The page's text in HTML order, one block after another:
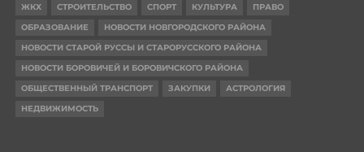
ЖКХ
СТРОИТЕЛЬСТВО СПОРТ КУЛЬТУРА
ПРАВО
ОБРАЗОВАНИЕ
НОВОСТИ НОВГОРОДСКОГО РАЙОНА
НОВОСТИ СТАРОЙ РУССЫ И СТАРОРУССКОГО РАЙОНА
НОВОСТИ БОРОВИЧЕЙ И БОРОВИЧСКОГО РАЙОНА
ОБЩЕСТВЕННЫЙ ТРАНСПОРТ
ЗАКУПКИ
АСТРОЛОГИЯ
НЕДВИЖИМОСТЬ